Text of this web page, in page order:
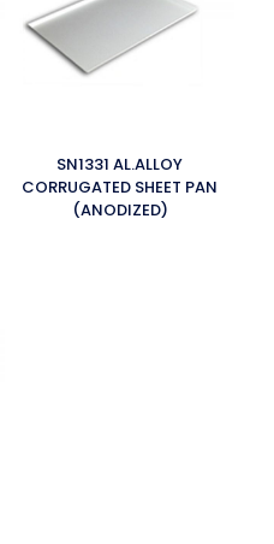
SN1331 AL.ALLOY
CORRUGATED SHEET PAN
(ANODIZED)